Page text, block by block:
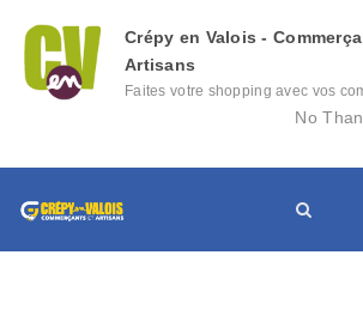
Crépy en Valois -
Artisans
Faites votre shopping avec vos
locaux depuis votre mobile,
messages avec eux, consultez le
No